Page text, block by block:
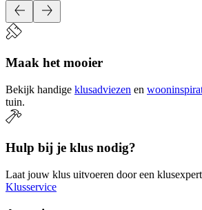
Maak het mooier
Bekijk handige klusadviezen en
tuin.
Hulp bij je klus nodig?
Laat jouw klus uitvoeren door een
Klusservice